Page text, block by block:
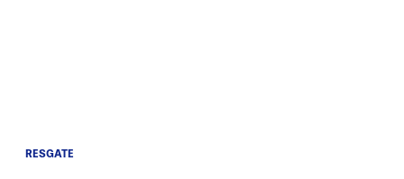
RESGATE